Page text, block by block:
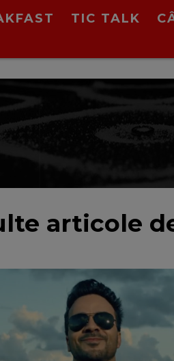
TIC TALK
articole